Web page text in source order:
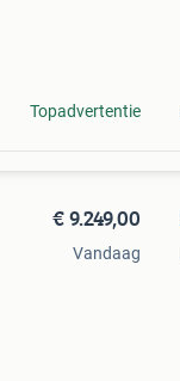
Topadvertentie
€ 9.249,00
Vandaag